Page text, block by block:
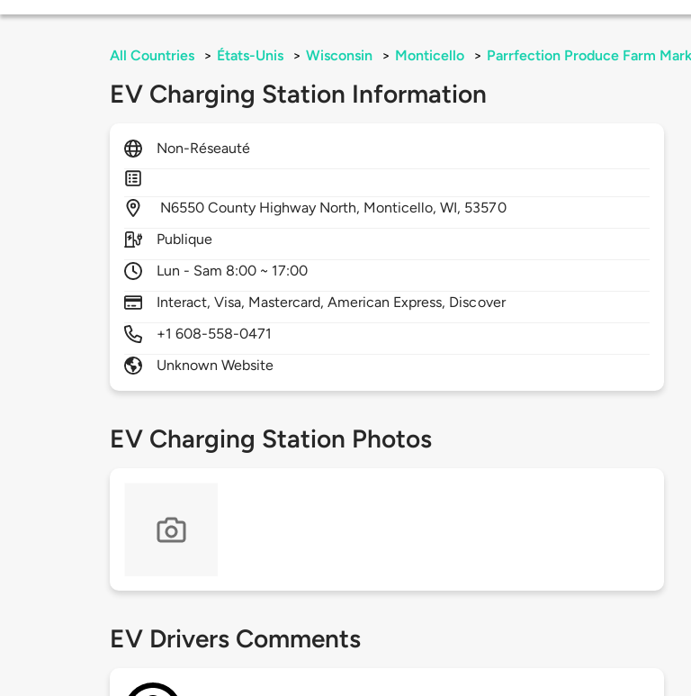
All Countries > États-Unis > Wisconsin > Monticello > Parrfection Produce Farm
EV Charging Station Information
Non-Réseauté
N6550 County Highway North, Monticello,WI, 53570
Publique
Lun - Sam 8:00 ~ 17:00
Interact, Visa, Mastercard, American Express, Discover
+1 608-558-0471
Unknown Website
EV Charging Station Photos
EV Drivers Comments